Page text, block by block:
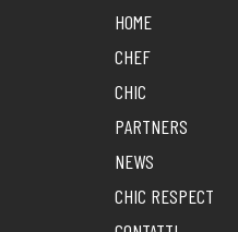
HOME
CHEF
CHIC
PARTNERS
NEWS
CHIC RESPECT